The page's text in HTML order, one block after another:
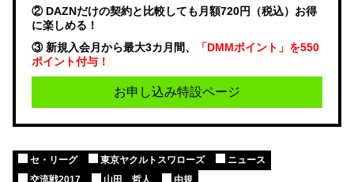
② DAZNだけの契約と比較しても月額720円（税込）お得
に楽しめる！
③ 新規入会月から最大3カ月間、
「DMMポイント」を550
ポイント付与！
お申し込み特設ページ
セ・リーグ 東京ヤクルトスワローズ
ニュース